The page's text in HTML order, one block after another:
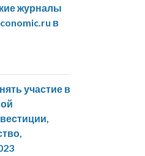
журналы
в
участие в